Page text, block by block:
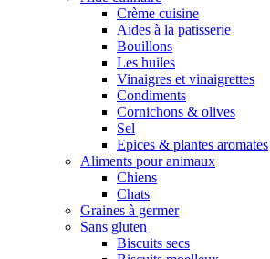
Crème cuisine
Aides à la patisserie
Bouillons
Les huiles
Vinaigres et vinaigrettes
Condiments
Cornichons & olives
Sel
Epices & plantes aromates
Aliments pour animaux
Chiens
Chats
Graines à germer
Sans gluten
Biscuits secs